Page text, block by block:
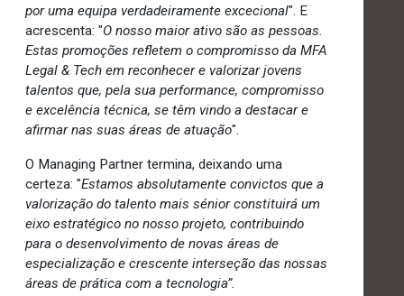
por uma equipa verdadeiramente excecional". E
acrescenta: "O nosso maior ativo são as pessoas.
Estas promoções refletem o compromisso da MFA
Legal & Tech em reconhecer e valorizar jovens
talentos que, pela sua performance, compromisso
e excelência técnica, se têm vindo a destacar e
afirmar nas suas áreas de atuação".
O Managing Partner termina, deixando uma
certeza: "Estamos absolutamente convictos que a
valorização do talento mais sénior constituirá um
eixo estratégico no nosso projeto, contribuindo
para o desenvolvimento de novas áreas de
especialização e crescente interseção das nossas
áreas de prática com a tecnologia”.